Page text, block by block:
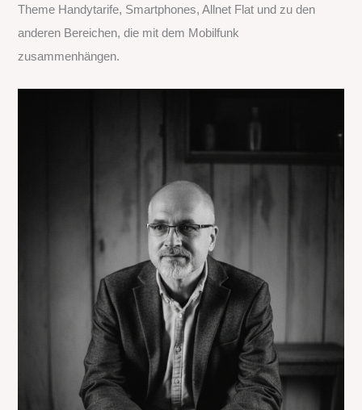
h
:
Theme Handytarife, Smartphones, Allnet Flat und zu den
anderen Bereichen, die mit dem Mobilfunk
zusammenhängen.